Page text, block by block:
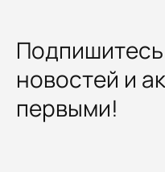
новостей и
первыми!